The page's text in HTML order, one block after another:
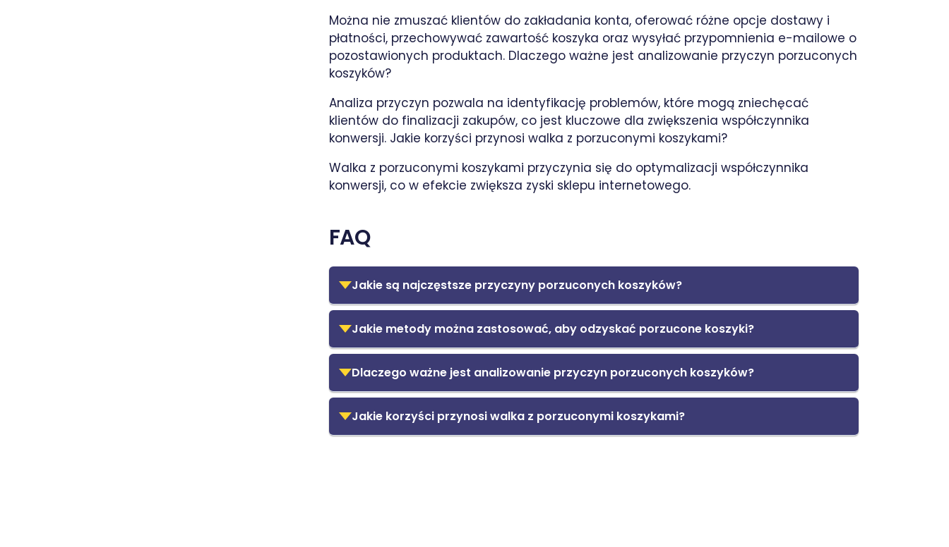
Można nie zmuszać klientów do zakładania konta, oferować różne opcje dostawy i
płatności, przechowywać zawartość koszyka oraz wysyłać przypomnienia e-mailowe o
pozostawionych produktach. Dlaczego ważne jest analizowanie przyczyn porzuconych
koszyków?
Analiza przyczyn pozwala na identyfikację problemów, które mogą zniechęcać
klientów do finalizacji zakupów, co jest kluczowe dla zwiększenia współczynnika
konwersji. Jakie korzyści przynosi walka z porzuconymi koszykami?
Walka z porzuconymi koszykami przyczynia się do optymalizacji współczynnika
konwersji, co w efekcie zwiększa zyski sklepu internetowego.
FAQ
Jakie są najczęstsze przyczyny porzuconych koszyków?
Jakie metody można zastosować, aby odzyskać porzucone koszyki?
Dlaczego ważne jest analizowanie przyczyn porzuconych koszyków?
Jakie korzyści przynosi walka z porzuconymi koszykami?